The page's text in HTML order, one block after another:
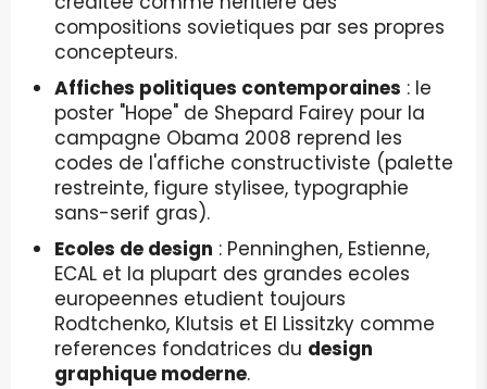
compositions sovietiques par ses propres
concepteurs.
Affiches politiques contemporaines : le
poster "Hope" de Shepard Fairey pour la
campagne Obama 2008 reprend les
codes de l'affiche constructiviste (palette
restreinte, figure stylisee, typographie
sans-serif gras).
Ecoles de design : Penninghen, Estienne,
ECAL et la plupart des grandes ecoles
europeennes etudient toujours
Rodtchenko, Klutsis et El Lissitzky comme
references fondatrices du design
graphique moderne.